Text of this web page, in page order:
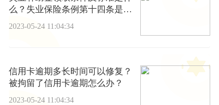
么？失业保险条例第十四条是什
么？
2023-05-24 11:04:34
信用卡逾期多长时间可以修复？
被拘留了信用卡逾期怎么办？
2023-05-24 11:04:34